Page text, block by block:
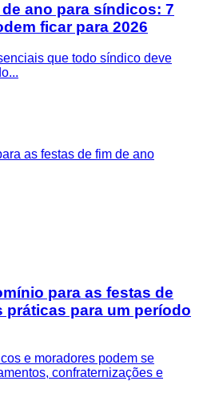
ano para síndicos: 7
ficar para 2026
que todo síndico deve
para as festas de
práticas para um período
e moradores podem se
confraternizações e